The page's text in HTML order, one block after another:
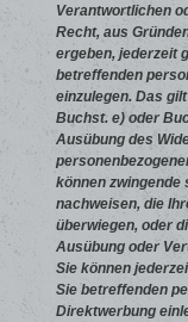
Verantwortlichen
Recht, aus
ergeben, jederzeit
betreffenden
einzulegen. Das
Buchst. e) oder
Ausübung des
können zwingende
nachweisen, die
überwiegen, oder
Ausübung oder
Sie können
Sie betreffenden
Direktwerbung